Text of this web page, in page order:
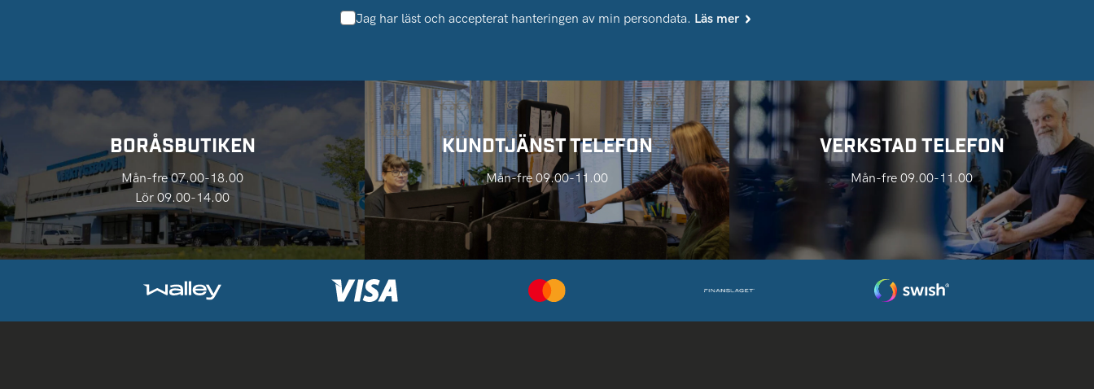
Jag har läst och accepterat hanteringen av min persondata. Läs mer
BORÅSBUTIKEN
Mån-fre 07.00-18.00
Lör 09.00-14.00
KUNDTJÄNST TELEFON
Mån-fre 09.00-11.00
VERKSTAD TELEFON
Mån-fre 09.00-11.00